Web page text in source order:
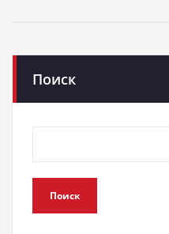
Поиск
Поиск